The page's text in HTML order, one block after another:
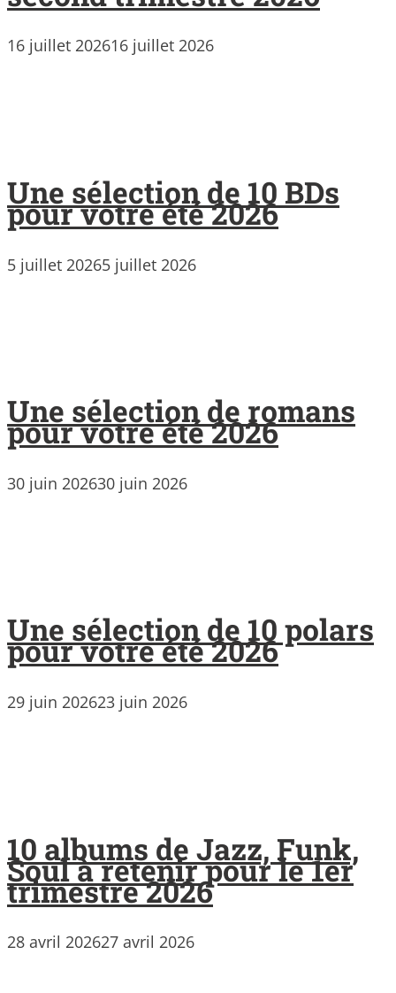
16 juillet 202616 juillet 2026
Une sélection de 10 BDs
pour votre été 2026
5 juillet 20265 juillet 2026
Une sélection de romans
pour votre été 2026
30 juin 202630 juin 2026
Une sélection de 10 polars
pour votre été 2026
29 juin 202623 juin 2026
10 albums de Jazz, Funk,
Soul à retenir pour le 1er
trimestre 2026
28 avril 202627 avril 2026